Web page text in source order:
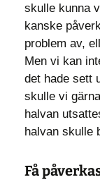
skulle kunna
kanske
problem av,
Men vi kan
det hade sett
skulle vi
halvan
halvan skulle
Få